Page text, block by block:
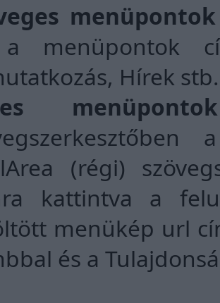
menüpontok
menüpontok
Hírek
menüpontok
(régi)
kattintva a
menükép url
és a